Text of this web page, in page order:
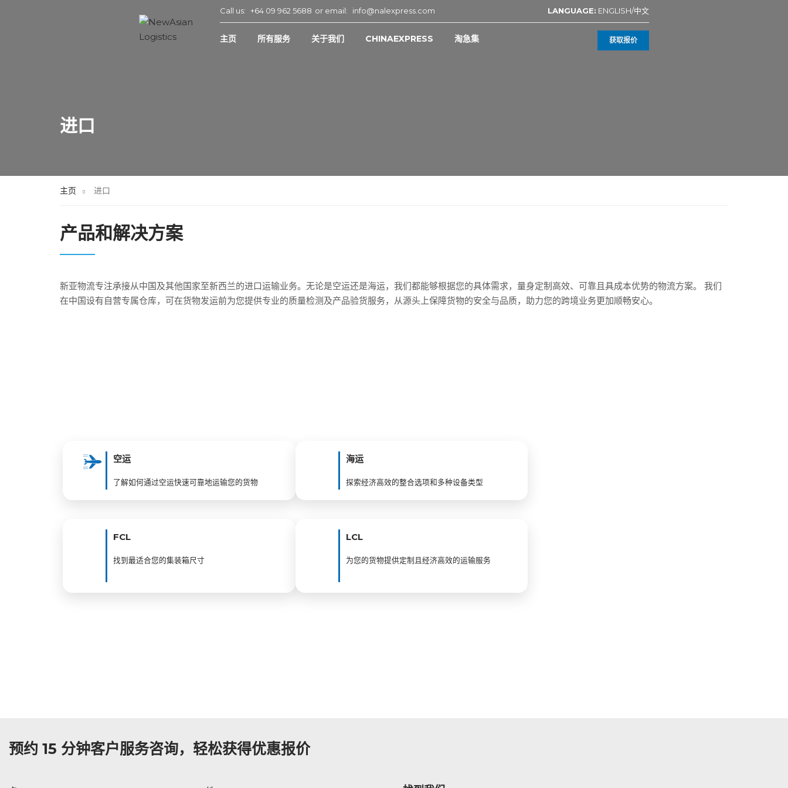
Call us: +64 09 962 5688 or email: info@nalexpress.com LANGUAGE: ENGLISH/中文
主页 所有服务 关于我们 CHINAEXPRESS 淘急集 获取报价
进口
主页 进口
产品和解决方案
新亚物流专注承接从中国及其他国家至新西兰的进口运输业务。无论是空运还是海运，我们都能够根据您的具体需求，量身定制高效、可靠且具成本优势的物流方案。 我们
在中国设有自营专属仓库，可在货物发运前为您提供专业的质量检测及产品验货服务，从源头上保障货物的安全与品质，助力您的跨境业务更加顺畅安心。
空运
了解如何通过空运快速可靠地运输您的货物
海运
探索经济高效的整合选项和多种设备类型
FCL
找到最适合您的集装箱尺寸
LCL
为您的货物提供定制且经济高效的运输服务
预约 15 分钟客户服务咨询，轻松获得优惠报价